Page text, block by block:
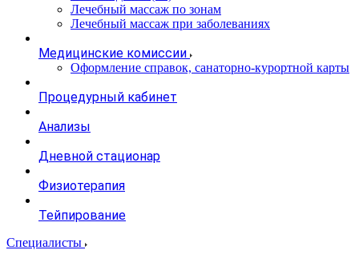
Лечебный массаж по зонам
Лечебный массаж при заболеваниях
Медицинские комиссии
Оформление справок, санаторно-курортной карты
Процедурный кабинет
Анализы
Дневной стационар
Физиотерапия
Тейпирование
Специалисты